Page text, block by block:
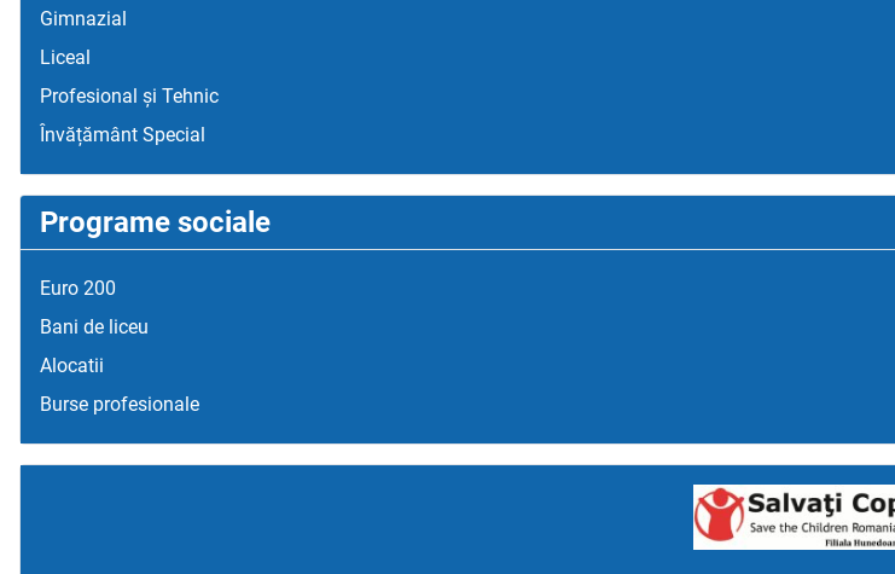
Gimnazial
Liceal
Profesional și Tehnic
Învățământ Special
Programe sociale
Euro 200
Bani de liceu
Alocatii
Burse profesionale